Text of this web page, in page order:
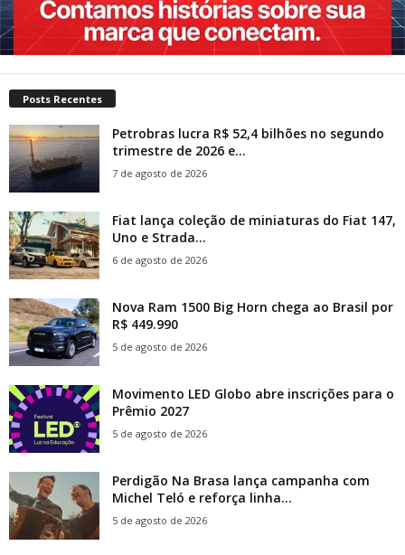
Posts Recentes
Petrobras lucra R$ 52,4 bilhões no segundo
trimestre de 2026 e...
7 de agosto de 2026
Fiat lança coleção de miniaturas do Fiat 147,
Uno e Strada...
6 de agosto de 2026
Nova Ram 1500 Big Horn chega ao Brasil por
R$ 449.990
5 de agosto de 2026
Movimento LED Globo abre inscrições para o
Prêmio 2027
5 de agosto de 2026
Perdigão Na Brasa lança campanha com
Michel Teló e reforça linha...
5 de agosto de 2026